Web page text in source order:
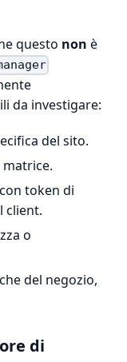
questo non è
da investigare:
del sito.
token di
client.
o
del negozio,
di